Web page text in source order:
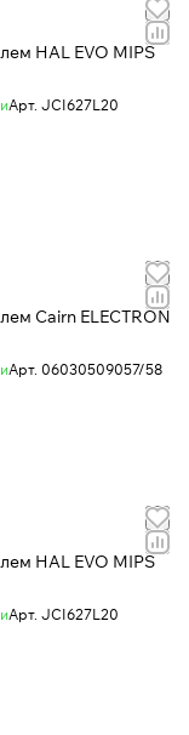
HAL EVO MIPS
Арт. JCI627L20
Cairn ELECTRON
Арт. 06030509057/58
HAL EVO MIPS
Арт. JCI627L20